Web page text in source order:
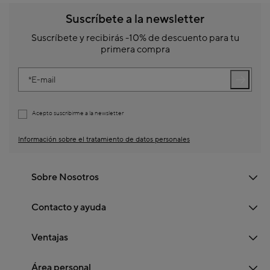
Suscríbete a la newsletter
Suscríbete y recibirás -10% de descuento para tu
primera compra
E-mail
Acepto suscribirme a la newsletter
Información sobre el tratamiento de datos personales
Sobre Nosotros
Contacto y ayuda
Ventajas
Área personal